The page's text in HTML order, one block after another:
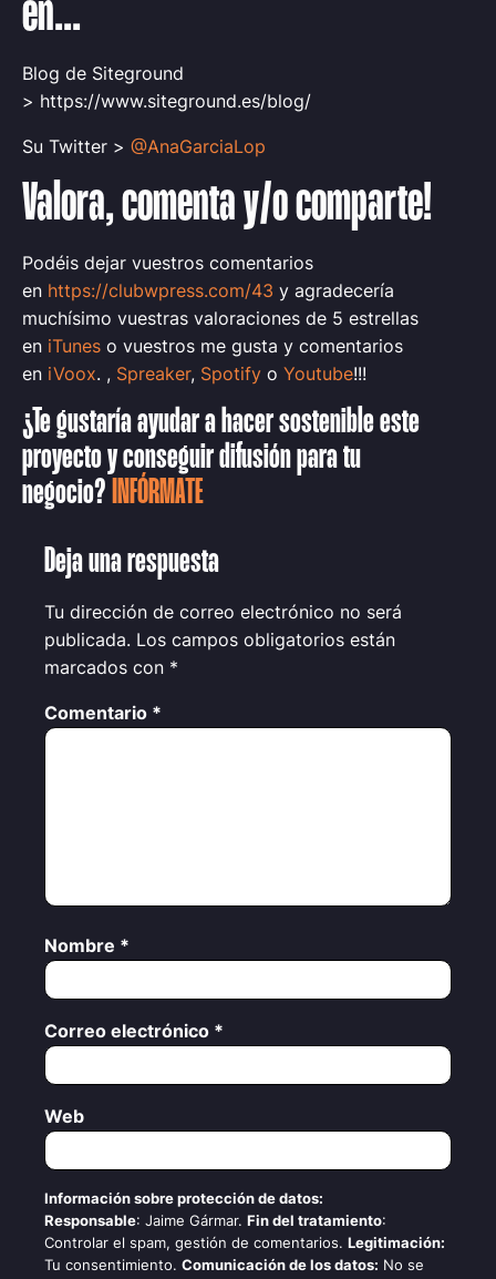
en...
Blog de Siteground
> https://www.siteground.es/blog/
Su Twitter > @AnaGarciaLop
Valora, comenta y/o comparte!
Podéis dejar vuestros comentarios
en https://clubwpress.com/43 y agradecería
muchísimo vuestras valoraciones de 5 estrellas
en iTunes o vuestros me gusta y comentarios
en iVoox. , Spreaker, Spotify o Youtube!!!
¿Te gustaría ayudar a hacer sostenible este
proyecto y conseguir difusión para tu
negocio? INFÓRMATE
Deja una respuesta
Tu dirección de correo electrónico no será
publicada. Los campos obligatorios están
marcados con *
Comentario *
Nombre *
Correo electrónico *
Web
Información sobre protección de datos:
Responsable: Jaime Gármar. Fin del tratamiento:
Controlar el spam, gestión de comentarios. Legitimación:
Tu consentimiento. Comunicación de los datos: No se